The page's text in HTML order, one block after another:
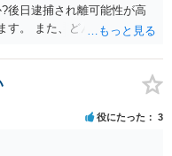
後日逮捕され離可能性が高
す。 また、どんな犯罪をし
役にたった 3